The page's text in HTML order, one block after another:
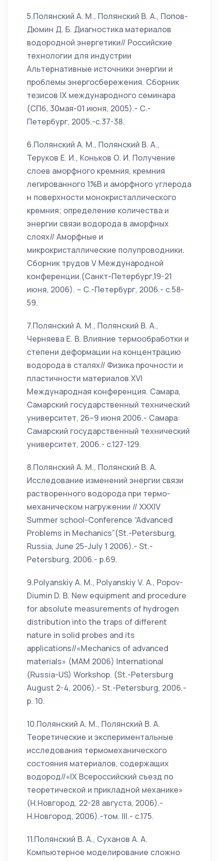
5.Полянский А. М., Полянский В. А., Попов-
Дюмин Д. Б. Диагностика материалов
водородной энергетики// Российские
технологии для индустрии
Альтернативные источники энергии и
проблемы энергосбережения. Сборник
тезисов IX международного семинара
(СПб, 30мая-01 июня, 2005).- С.-
Петербург, 2005.-с.37-38.
6.Полянский А. М., Полянский В. А.,
Теруков Е. И., Коньков О. И. Получение
слоев аморфного кремния, кремния
легированного 1%B и аморфного углерода
н поверхности монокристаллического
кремния; определение количества и
энергии связи водорода в аморфных
слоях// Аморфные и
микрокристаллические полупроводники.
Сборник трудов V Международной
конференции.(Санкт-Петербург,19-21
июня, 2006). – С.-Петербург, 2006.- с.58-
59.
7.Полянский А. М., Полянский В. А.,
Черняева Е. В. Влияние термообработки и
степени деформации на концентрацию
водорода в сталях// Физика прочности и
пластичности материалов XVI
Международная конференция. Самара,
Самарский государственный технический
университет, 26–9 июня 2006.- Самара:
Самарский государственный технический
университет, 2006.- с.127-129.
8.Полянский А. М., Полянский В. А.
Исследование изменений энергии связи
растворенного водорода при термо-
механическом нагружении // XXXIV
Summer school-Conference “Advanced
Problems in Mechanics”(St.-Petersburg,
Russia, June 25-July 1 2006).- St.-
Petersburg, 2006.- p.69.
9.Polyanskiy A. M., Polyanskiy V. A., Popov-
Diumin D. B. New equipment and procedure
for absolute measurements of hydrogen
distribution into the traps of different
nature in solid probes аnd its
applications//«Mechanics of advanced
materials» (MAM 2006) International
(Russia-US) Workshop. (St.-Petersburg
August 2-4, 2006).- St.-Petersburg, 2006.-
p. 10.
10.Полянский А. М., Полянский В. А.
Теоретические и экспериментальные
исследования термомеханического
состояния материалов, содержащих
водород//«IX Всероссийский съезд по
теоретической и прикладной механике»
(Н.Новгород, 22-28 августа, 2006).-
Н.Новгород, 2006).-том. III.- с.175.
11.Полянский В. А., Суханов А. А.
Компьютерное моделирование сложно